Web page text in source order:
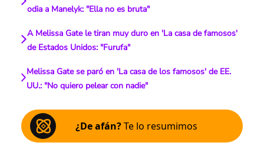
odia a Manelyk: "Ella no es bruta"
A Melissa Gate le tiran muy duro en 'La casa de famosos'
de Estados Unidos: "Furufa"
Melissa Gate se paró en 'La casa de los famosos' de EE.
UU.: "No quiero pelear con nadie"
¿De afán?Te lo resumimos